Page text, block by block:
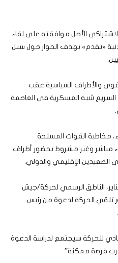
الأصل موافقته على لقاء
«تقدم» بهدف الحوار حول سبل
والأطراف السياسية عقب
شبه العسكرية في العاصمة
مخاطبة القوات المسلحة
مباشر وغير مشروط بحضور أطراف
الصعيدين الإقليمي والدولي.
الناطق الرسمي لحركة/جيش
تلقي الحركة لدعوة من رئيس
للحركة سيجتمع لدراسة الدعوة
فرصة ممكنة”.